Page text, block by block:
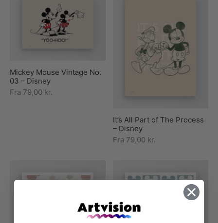
Mickey Mouse Vintage No.
03 – Disney
Fra 79,00 kr.
It’s All Part of The Process
– Disney
Fra 79,00 kr.